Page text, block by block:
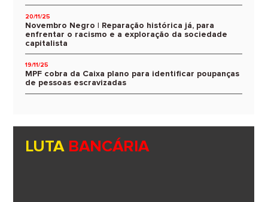
20/11/25
Novembro Negro | Reparação histórica já, para
enfrentar o racismo e a exploração da sociedade
capitalista
19/11/25
MPF cobra da Caixa plano para identificar poupanças
de pessoas escravizadas
LUTA BANCÁRIA